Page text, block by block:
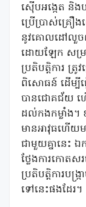
ស៊ើបអង្កេត និង
ប្រើប្រាស់គ្រឿ
នូវគោលដៅលួច
ដោយឡែក សម្រា
ប្រតិបត្តិការ ត្រូ
ពិសោធន៍ ដើម្បីធ្
បានជោគជ័យ ហ
ដល់កងកម្លាំង។
មានអាវុធហើយ
ជាមួយគ្នានេះ
ថ្លែងការកោតស
ប្រតិបត្តិការប
ទៅនេះផងដែរ។